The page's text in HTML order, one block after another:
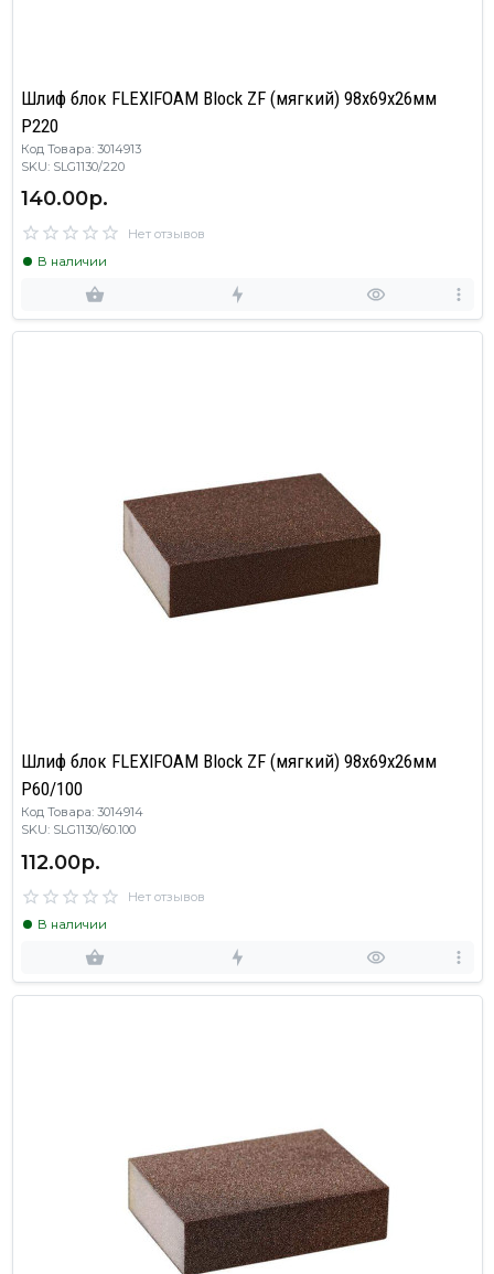
Шлиф блок FLEXIFOAM Block ZF (мягкий) 98x69x26мм
P220
Код Товара: 3014913
SKU: SLG1130/220
140.00р.
Нет отзывов
В наличии
Шлиф блок FLEXIFOAM Block ZF (мягкий) 98x69x26мм
P60/100
Код Товара: 3014914
SKU: SLG1130/60.100
112.00р.
Нет отзывов
В наличии